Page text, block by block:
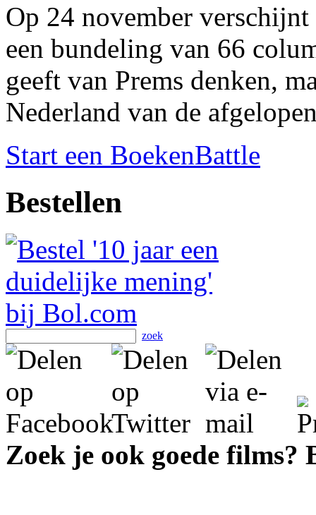
Op 24 november
een bundeling van 66
geeft van Prems denken,
Nederland van de
Start een BoekenBattle
Bestellen
zoek
Zoek je ook goede films?